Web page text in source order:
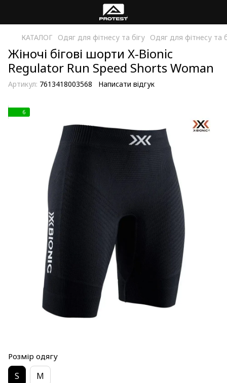
КАТАЛОГ Одяг для фітнесу та бігу Одяг для фітнесу та
Жіночі бігові шорти X-Bionic
Regulator Run Speed Shorts Woman
Артикул: 7613418003568 Написати відгук
6
Розмір одягу
S M